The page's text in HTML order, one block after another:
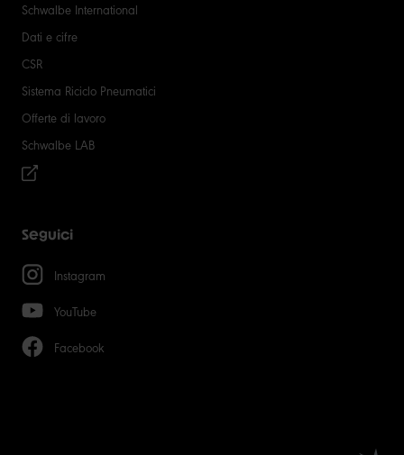
Schwalbe International
Dati e cifre
CSR
Sistema Riciclo Pneumatici
Offerte di lavoro
Schwalbe LAB
Seguici
Instagram
YouTube
Facebook